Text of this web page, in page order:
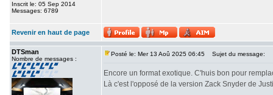
Inscrit le: 05 Sep 2014
Messages: 6789
Revenir en haut de page
DTSman
Nombre de messages :
Posté le: Mer 13 Aoû 2025 06:45 Sujet du message:
Encore un format exotique. C'huis bon pour
Là c'est l'opposé de la version Zack Snyder de